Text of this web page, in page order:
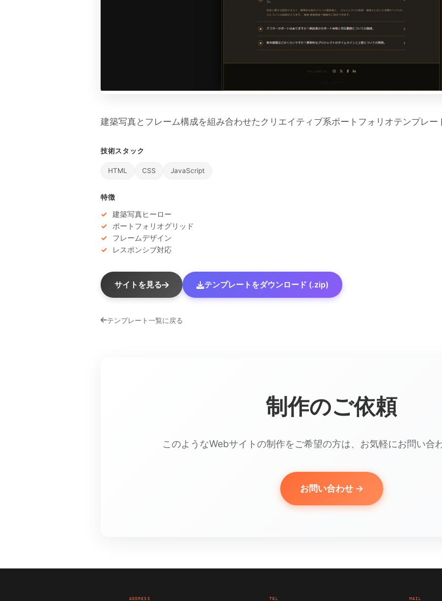
建築写真とフレーム構成を組み合わせたクリエイティブ系ポートフォリオテンプレー
技術スタック
HTML CSS JavaScript
特徴
建築写真ヒーロー
ポートフォリオグリッド
フレームデザイン
レスポンシブ対応
サイトを見る テンプレートをダウンロード (.zip)
テンプレート一覧に戻る
制作のご依頼
このようなWebサイトの制作をご希望の方は、お気軽にお問い合
お問い合わせ →
ADDRESS TEL MAIL